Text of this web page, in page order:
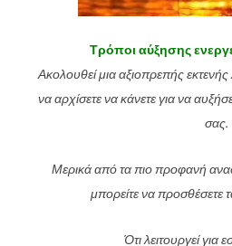
Τρόποι αύξησης
Ακολουθεί μια αξιοπρεπής
να αρχίσετε να κάνετε για να
σας.
Μερικά από τα πιο προφανή
μπορείτε να προσθέσετε
Ότι λειτουργεί για